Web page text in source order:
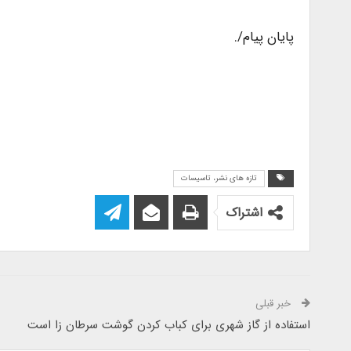
پایان پیام/.
تازه های نشر، تاسیسات
اشتراک
خبر قبلی
استفاده از گاز شهری برای کباب کردن گوشت سرطان زا است